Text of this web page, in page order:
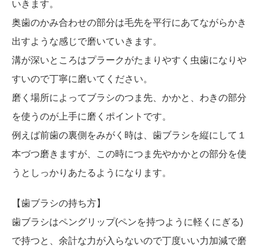
いきます。
奥歯のかみ合わせの部分は毛先を平行にあてながらかき
出すような感じで磨いていきます。
溝が深いところはプラークがたまりやすく虫歯になりや
すいので丁寧に磨いてください。
磨く場所によってブラシのつま先、かかと、わきの部分
を使うのが上手に磨くポイントです。
例えば前歯の裏側をみがく時は、歯ブラシを縦にして１
本づつ磨きますが、この時につま先やかかとの部分を使
うとしっかりあたるようになります。
【歯ブラシの持ち方】
歯ブラシはペングリップ(ペンを持つように軽くにぎる)
で持つと、余計な力が入らないので丁度いい力加減で磨